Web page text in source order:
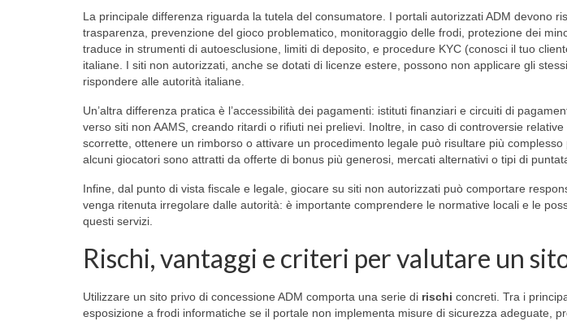
La principale differenza riguarda la tutela del consumatore. I portali autorizzati ADM devono
trasparenza, prevenzione del gioco problematico, monitoraggio delle frodi, protezione dei
traduce in strumenti di autoesclusione, limiti di deposito, e procedure KYC (conosci il tuo
italiane. I siti non autorizzati, anche se dotati di licenze estere, possono non applicare gli
rispondere alle autorità italiane.
Un’altra differenza pratica è l’accessibilità dei pagamenti: istituti finanziari e circuiti di
verso siti non AAMS, creando ritardi o rifiuti nei prelievi. Inoltre, in caso di controversie
scorrette, ottenere un rimborso o attivare un procedimento legale può risultare più complesso
alcuni giocatori sono attratti da offerte di bonus più generosi, mercati alternativi o tipi di
Infine, dal punto di vista fiscale e legale, giocare su siti non autorizzati può comportare
venga ritenuta irregolare dalle autorità: è importante comprendere le normative locali e le
questi servizi.
Rischi, vantaggi e criteri per valutare un
Utilizzare un sito privo di concessione ADM comporta una serie di rischi concreti. Tra i
esposizione a frodi informatiche se il portale non implementa misure di sicurezza adeguate,